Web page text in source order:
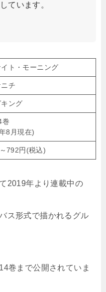
ています。
イト・モーニング
チ
ング
巻
8月現在)
792円(税込)
2019年より連載中の
ス形式で描かれるグル
巻まで公開されていま